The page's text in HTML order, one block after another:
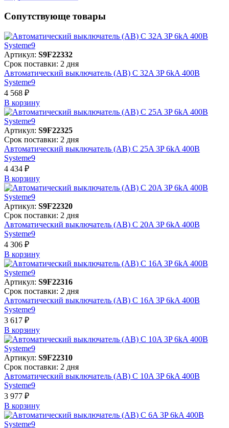
Сопутствующе товары
Артикул: S9F22332
Срок поставки: 2 дня
Автоматический выключатель (АВ) C 32A 3P 6kA 400В
Systeme9
4 568 ₽
В корзинy
Артикул: S9F22325
Срок поставки: 2 дня
Автоматический выключатель (АВ) C 25A 3P 6kA 400В
Systeme9
4 434 ₽
В корзинy
Артикул: S9F22320
Срок поставки: 2 дня
Автоматический выключатель (АВ) C 20A 3P 6kA 400В
Systeme9
4 306 ₽
В корзинy
Артикул: S9F22316
Срок поставки: 2 дня
Автоматический выключатель (АВ) C 16A 3P 6kA 400В
Systeme9
3 617 ₽
В корзинy
Артикул: S9F22310
Срок поставки: 2 дня
Автоматический выключатель (АВ) C 10A 3P 6kA 400В
Systeme9
3 977 ₽
В корзинy